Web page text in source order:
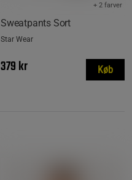
Sweatpants Sort
+ 2 farver
Star Wear
379 kr Køb